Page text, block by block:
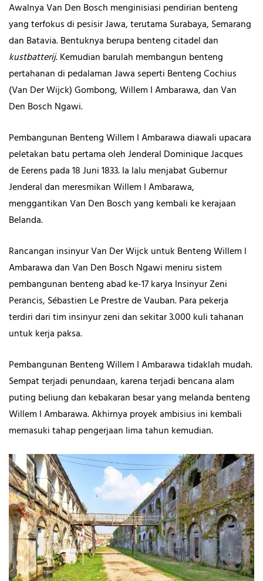
Awalnya Van Den Bosch menginisiasi pendirian benteng
yang terfokus di pesisir Jawa, terutama Surabaya, Semarang
dan Batavia. Bentuknya berupa benteng citadel dan
kustbatterij.Kemudian barulah membangun benteng
pertahanan di pedalaman Jawa seperti Benteng Cochius
(Van Der Wijck) Gombong, Willem I Ambarawa, dan Van
Den Bosch Ngawi.
Pembangunan Benteng Willem I Ambarawa diawali upacara
peletakan batu pertama oleh Jenderal Dominique Jacques
de Eerens pada 18 Juni 1833. Ia lalu menjabat Gubernur
Jenderal dan meresmikan Willem I Ambarawa,
menggantikan Van Den Bosch yang kembali ke kerajaan
Belanda.
Rancangan insinyur Van Der Wijck untuk Benteng Willem I
Ambarawa dan Van Den Bosch Ngawi meniru sistem
pembangunan benteng abad ke-17 karya Insinyur Zeni
Perancis, Sébastien Le Prestre de Vauban. Para pekerja
terdiri dari tim insinyur zeni dan sekitar 3.000 kuli tahanan
untuk kerja paksa.
Pembangunan Benteng Willem I Ambarawa tidaklah mudah.
Sempat terjadi penundaan, karena terjadi bencana alam
puting beliung dan kebakaran besar yang melanda benteng
Willem I Ambarawa. Akhirnya proyek ambisius ini kembali
memasuki tahap pengerjaan lima tahun kemudian.